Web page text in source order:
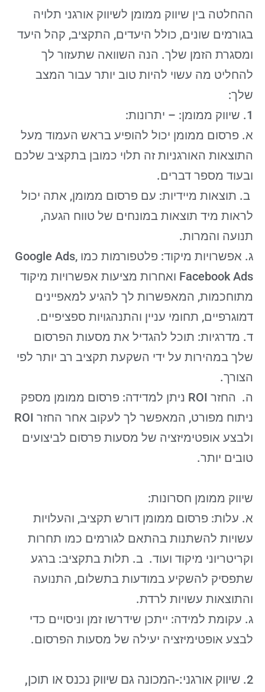
ההחלטה בין שיווק ממומן לשיווק אורגני תלויה
בגורמים שונים, כולל היעדים, התקציב, קהל היעד
ומסגרת הזמן שלך. הנה השוואה שתעזור לך
להחליט מה עשוי להיות טוב יותר עבור המצב
שלך:
1. שיווק ממומן: – יתרונות:
א. פרסום ממומן יכול להופיע בראש העמוד מעל
התוצאות האורגניות זה תלוי כמובן בתקציב שלכם
ובעוד מספר דברים.
ב. תוצאות מיידיות: עם פרסום ממומן, אתה יכול
לראות מיד תוצאות במונחים של טווח הגעה,
תנועה והמרות.
ג. אפשרויות מיקוד: פלטפורמות כמו Google Ads,
Facebook Ads ואחרות מציעות אפשרויות מיקוד
מתוחכמות, המאפשרות לך להגיע למאפיינים
דמוגרפיים, תחומי עניין והתנהגויות ספציפיים.
ד. מדרגיות: תוכל להגדיל את מסעות הפרסום
שלך במהירות על ידי השקעת תקציב רב יותר לפי
הצורך.
ה. החזר ROI ניתן למדידה: פרסום ממומן מספק
ניתוח מפורט, המאפשר לך לעקוב אחר החזר ROI
ולבצע אופטימיזציה של מסעות פרסום לביצועים
טובים יותר.
שיווק ממומן חסרונות:
א. עלות: פרסום ממומן דורש תקציב, והעלויות
עשויות להשתנות בהתאם לגורמים כמו תחרות
וקריטריוני מיקוד ועוד. ב. תלות בתקציב: ברגע
שתפסיק להשקיע במודעות בתשלום, התנועה
והתוצאות עשויות לרדת.
ג. עקומת למידה: ייתכן שידרשו זמן וניסויים כדי
לבצע אופטימיזציה יעילה של מסעות הפרסום.
2. שיווק אורגני:-המכונה גם שיווק נכנס או תוכן,